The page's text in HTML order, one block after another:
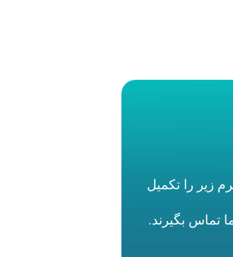
زیر را تکمیل
تماس بگیرند.